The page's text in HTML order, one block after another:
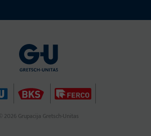
© 2026 Grupacija Gretsch-Unitas